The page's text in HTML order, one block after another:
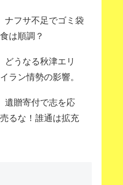
ナフサ不足でゴミ袋
は順調？
どうなる秋津エリ
ラン情勢の影響。
遺贈寄付で志を応
るな！誰通は拡充